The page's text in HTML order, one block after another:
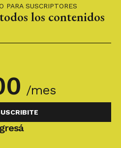
PARA SUSCRIPTORES
los contenidos
/mes